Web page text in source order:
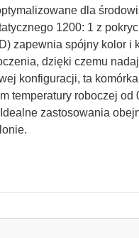
dla
1200: 1 z
zapewnia spójny kolor
dzięki czemu
konfiguracji, ta
roboczej od
zastosowania